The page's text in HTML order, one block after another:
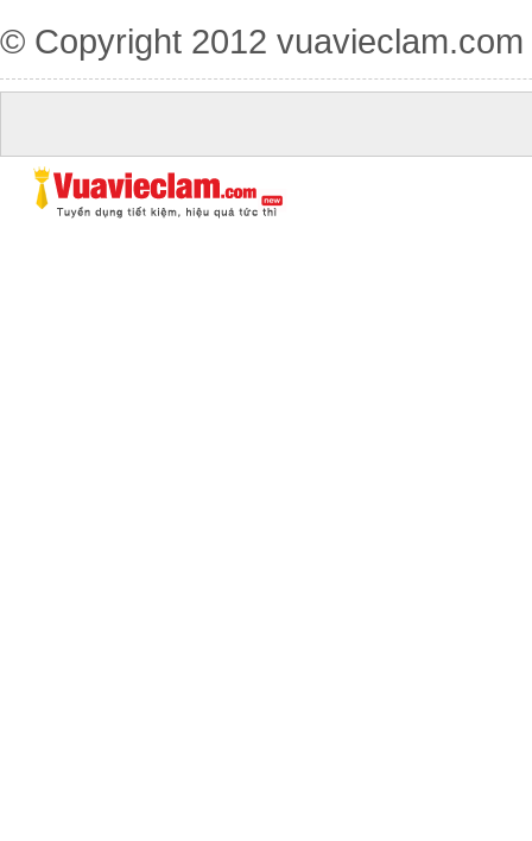
© Copyright 2012 vuavieclam.com